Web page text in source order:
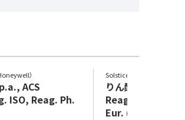
）
ACS
ISO, Reag. Ph.
Solstice-Fluka（旧：
りん酸 Puriss.
Reagent, Reag.
Eur. (1L×6)